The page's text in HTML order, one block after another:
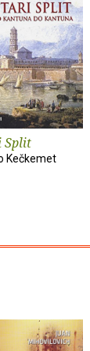
Split
Kečkemet